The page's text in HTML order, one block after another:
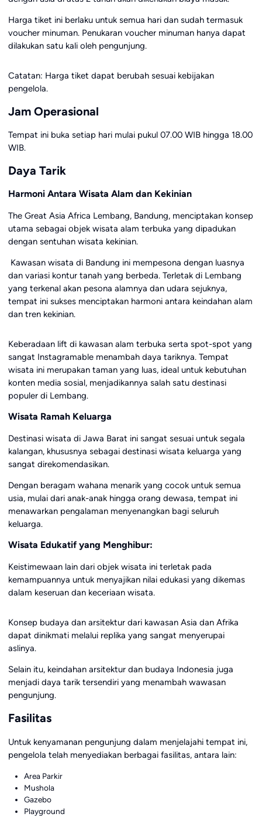
Harga tiket ini berlaku untuk semua hari dan sudah termasuk
voucher minuman. Penukaran voucher minuman hanya dapat
dilakukan satu kali oleh pengunjung.
Catatan: Harga tiket dapat berubah sesuai kebijakan
pengelola.
Jam Operasional
Tempat ini buka setiap hari mulai pukul 07.00 WIB hingga 18.00
WIB.
Daya Tarik
Harmoni Antara Wisata Alam dan Kekinian
The Great Asia Africa Lembang, Bandung, menciptakan konsep
utama sebagai objek wisata alam terbuka yang dipadukan
dengan sentuhan wisata kekinian.
Kawasan wisata di Bandung ini mempesona dengan luasnya
dan variasi kontur tanah yang berbeda. Terletak di Lembang
yang terkenal akan pesona alamnya dan udara sejuknya,
tempat ini sukses menciptakan harmoni antara keindahan alam
dan tren kekinian.
Keberadaan lift di kawasan alam terbuka serta spot-spot yang
sangat Instagramable menambah daya tariknya. Tempat
wisata ini merupakan taman yang luas, ideal untuk kebutuhan
konten media sosial, menjadikannya salah satu destinasi
populer di Lembang.
Wisata Ramah Keluarga
Destinasi wisata di Jawa Barat ini sangat sesuai untuk segala
kalangan, khususnya sebagai destinasi wisata keluarga yang
sangat direkomendasikan.
Dengan beragam wahana menarik yang cocok untuk semua
usia, mulai dari anak-anak hingga orang dewasa, tempat ini
menawarkan pengalaman menyenangkan bagi seluruh
keluarga.
Wisata Edukatif yang Menghibur:
Keistimewaan lain dari objek wisata ini terletak pada
kemampuannya untuk menyajikan nilai edukasi yang dikemas
dalam keseruan dan keceriaan wisata.
Konsep budaya dan arsitektur dari kawasan Asia dan Afrika
dapat dinikmati melalui replika yang sangat menyerupai
aslinya.
Selain itu, keindahan arsitektur dan budaya Indonesia juga
menjadi daya tarik tersendiri yang menambah wawasan
pengunjung.
Fasilitas
Untuk kenyamanan pengunjung dalam menjelajahi tempat ini,
pengelola telah menyediakan berbagai fasilitas, antara lain:
Area Parkir
Mushola
Gazebo
Playground